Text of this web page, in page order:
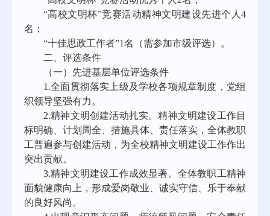
“高校文明杯”竞赛活动精神文明建设先进个人4
名 ；
“十佳思政工作者”1名（需参加市级评选）。
二、 评选条件
（一）先进基层单位评选条件
1.全面贯彻落实上级及学校各项规章制度，党组
织领导坚强有力。
2.精神文明创建活动扎实。精神文明建设工作目
标明确、计划周全、措施具体、责任落实，全体教职
工普遍参与创建活动，为全校精神文明建设工作作出
突出贡献。
3.精神文明建设工作成效显著。 全体教职工精神
面貌健康向上 ，形成爱岗敬业、诚实守信、乐于奉献
的良好风尚。